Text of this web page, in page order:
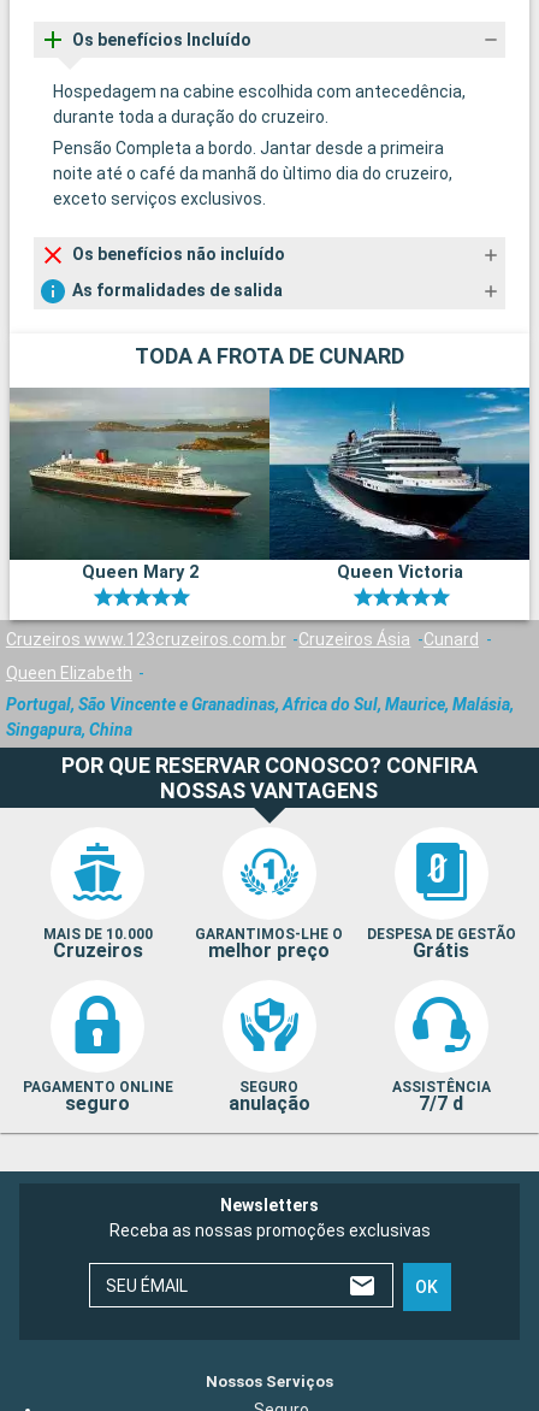
Os benefícios Incluído
Hospedagem na cabine escolhida com antecedência,
durante toda a duração do cruzeiro.
Pensão Completa a bordo. Jantar desde a primeira
noite até o café da manhã do ùltimo dia do cruzeiro,
exceto serviços exclusivos.
Os benefícios não incluído
As formalidades de salida
TODA A FROTA DE CUNARD
Queen Mary 2 Queen Victoria
Cruzeiros www.123cruzeiros.com.br Cruzeiros Ásia
Cunard
Queen Elizabeth
Portugal, São Vincente e Granadinas, Africa do Sul, Maurice, Malásia,
Singapura, China
POR QUE RESERVAR CONOSCO? CONFIRA
NOSSAS VANTAGENS
MAIS DE 10.000
Cruzeiros
GARANTIMOS-LHE O
melhor preço
DESPESA DE GESTÃO
Grátis
PAGAMENTO ONLINE
seguro
SEGURO
anulação
ASSISTÊNCIA
7/7 d
Newsletters
Receba as nossas promoções exclusivas
SEU ÉMAIL OK
Nossos Serviços